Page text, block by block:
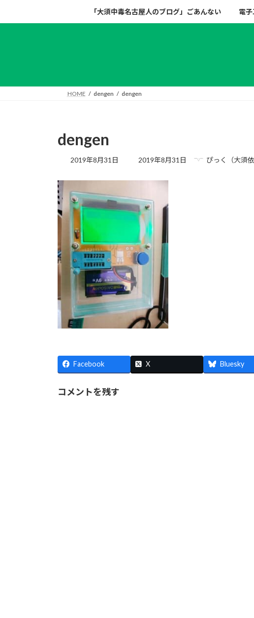
キ
に
「大須中毒名古屋人のブログ」ごあんない 電
HOME dengen dengen
dengen
2019年8月31日
最
更
日
時
:
2019年8月31日 ぴっく（大須
Facebook X Bluesky
コメントを残す